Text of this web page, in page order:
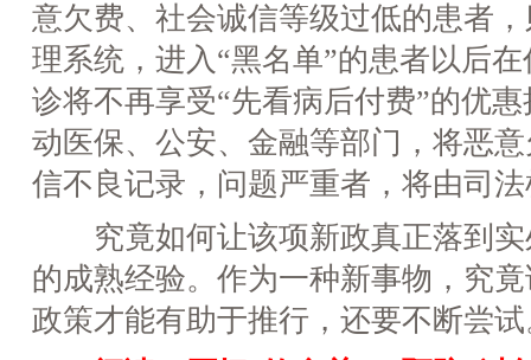
意欠费、社会诚信等级过低的患者
理系统，进入“黑名单”的患者以后
诊将不再享受“先看病后付费”的优
动医保、公安、金融等部门，将恶
信不良记录，问题严重者，将由司
究竟如何让该项新政真正落到实
的成熟经验。作为一种新事物，究
政策才能有助于推行，还要不断尝